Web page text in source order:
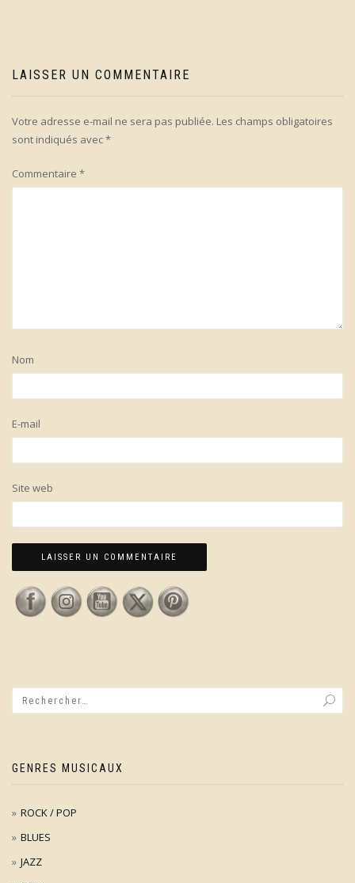
LAISSER UN COMMENTAIRE
Votre adresse e-mail ne sera pas publiée. Les champs obligatoires
sont indiqués avec*
Commentaire *
Nom
E-mail
Site web
GENRES MUSICAUX
ROCK / POP
BLUES
JAZZ